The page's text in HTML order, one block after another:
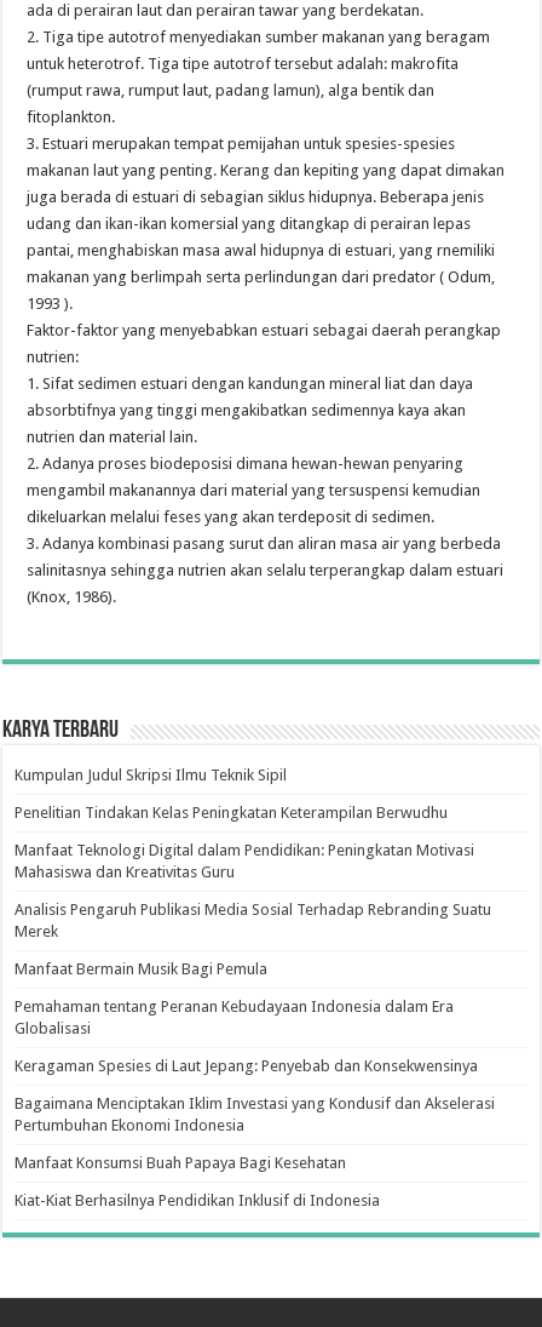
ada di perairan laut dan perairan tawar yang berdekatan.
2. Tiga tipe autotrof menyediakan sumber makanan yang beragam
untuk heterotrof. Tiga tipe autotrof tersebut adalah: makrofita
(rumput rawa, rumput laut, padang lamun), alga bentik dan
fitoplankton.
3. Estuari merupakan tempat pemijahan untuk spesies-spesies
makanan laut yang penting. Kerang dan kepiting yang dapat dimakan
juga berada di estuari di sebagian siklus hidupnya. Beberapa jenis
udang dan ikan-ikan komersial yang ditangkap di perairan lepas
pantai, menghabiskan masa awal hidupnya di estuari, yang rnemiliki
makanan yang berlimpah serta perlindungan dari predator ( Odum,
1993 ).
Faktor-faktor yang menyebabkan estuari sebagai daerah perangkap
nutrien:
1. Sifat sedimen estuari dengan kandungan mineral liat dan daya
absorbtifnya yang tinggi mengakibatkan sedimennya kaya akan
nutrien dan material lain.
2. Adanya proses biodeposisi dimana hewan-hewan penyaring
mengambil makanannya dari material yang tersuspensi kemudian
dikeluarkan melalui feses yang akan terdeposit di sedimen.
3. Adanya kombinasi pasang surut dan aliran masa air yang berbeda
salinitasnya sehingga nutrien akan selalu terperangkap dalam estuari
(Knox, 1986).
Karya Terbaru
Kumpulan Judul Skripsi Ilmu Teknik Sipil
Penelitian Tindakan Kelas Peningkatan Keterampilan Berwudhu
Manfaat Teknologi Digital dalam Pendidikan: Peningkatan Motivasi
Mahasiswa dan Kreativitas Guru
Analisis Pengaruh Publikasi Media Sosial Terhadap Rebranding Suatu
Merek
Manfaat Bermain Musik Bagi Pemula
Pemahaman tentang Peranan Kebudayaan Indonesia dalam Era
Globalisasi
Keragaman Spesies di Laut Jepang: Penyebab dan Konsekwensinya
Bagaimana Menciptakan Iklim Investasi yang Kondusif dan Akselerasi
Pertumbuhan Ekonomi Indonesia
Manfaat Konsumsi Buah Papaya Bagi Kesehatan
Kiat-Kiat Berhasilnya Pendidikan Inklusif di Indonesia